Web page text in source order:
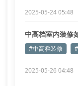
2025-05-24 05:48
中高档室内装修
#中高档装修
2025-05-26 04:48